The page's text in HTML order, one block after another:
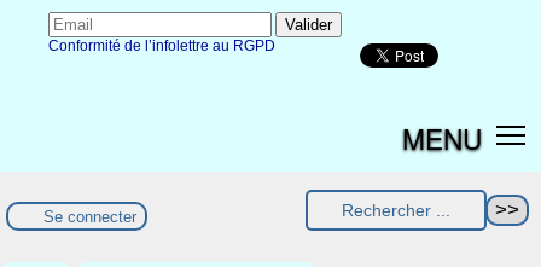
Conformité de l’infolettre au RGPD
MENU
Se connecter